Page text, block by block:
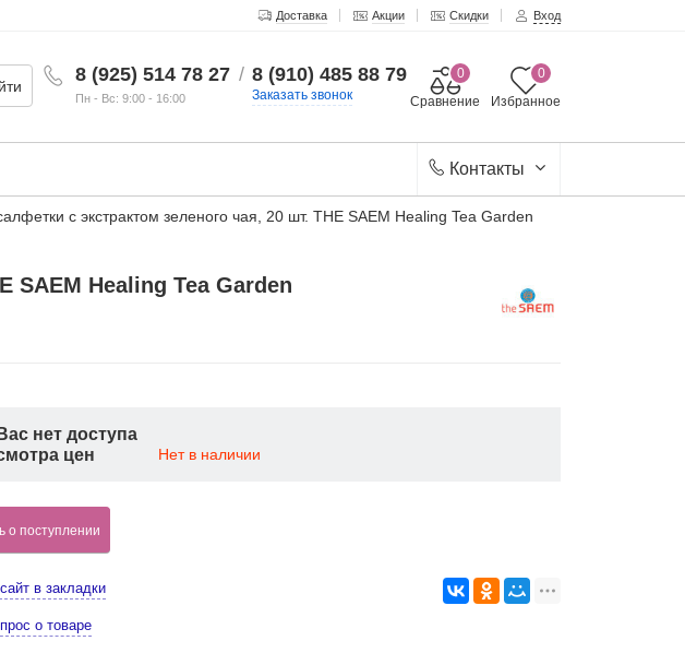
Доставка Акции Скидки Вход
8 (925) 514 78 27
Пн - Вс: 9:00 - 16:00
/ 8 (910) 485 88 79
Заказать звонок Избранное
0
Сравнение
0
Контакты
с экстрактом зеленого чая, 20 шт. THE SAEM Healing Tea Garden
SAEM Healing Tea Garden
нет доступа
цен
Нет в наличии
о поступлении
в закладки
о товаре